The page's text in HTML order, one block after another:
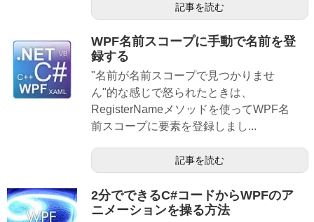
記事を読む
WPF名前スコープに手動で名前を登
録する
"名前が名前スコープで見つかりませ
ん"的な感じで怒られたときは、
RegisterNameメソッドを使ってWPF名
前スコープに要素を登録しまし...
記事を読む
2分でできるC#コードからWPFのア
ニメーションを操る方法